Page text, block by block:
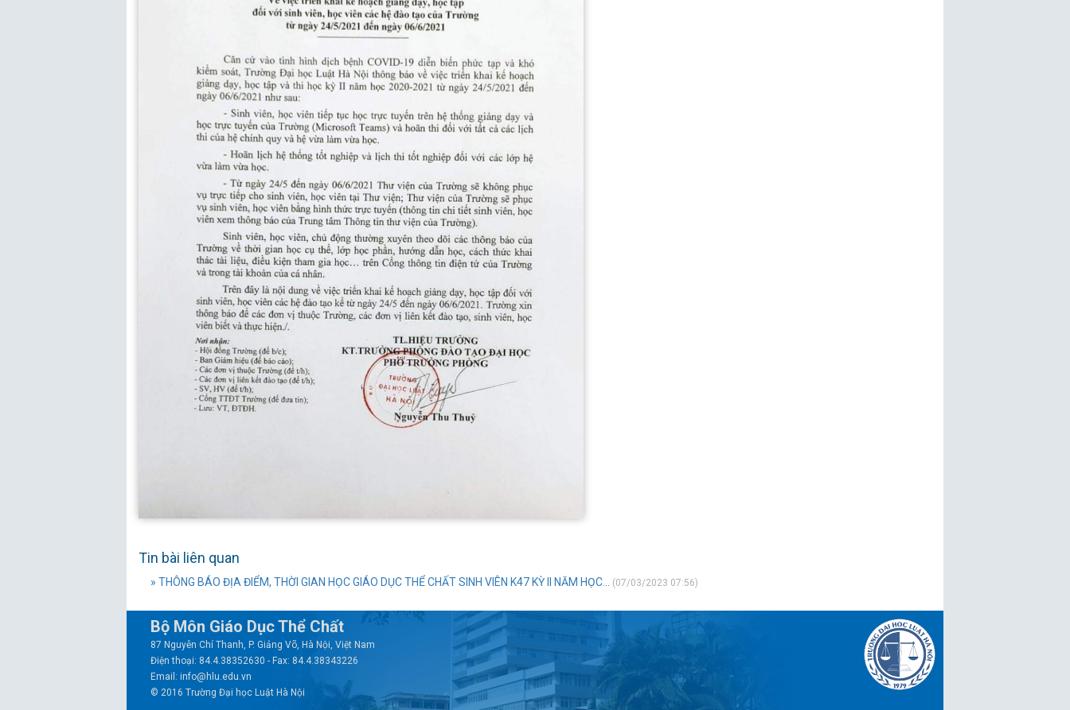
Tin bài liên quan
» THÔNG BÁO ĐỊA ĐIỂM, THỜI GIAN HỌC GIÁO DỤC THỂ CHẤT SINH VIÊN K47 KỲ II NĂM HỌC... (07/03/2023 07:56)
Bộ Môn Giáo Dục Thể Chất
87 Nguyễn Chí Thanh, P. Giảng Võ, Hà Nội, Việt Nam
Điện thoại: 84.4.38352630 - Fax: 84.4.38343226
Email: info@hlu.edu.vn
© 2016 Trường Đại học Luật Hà Nội